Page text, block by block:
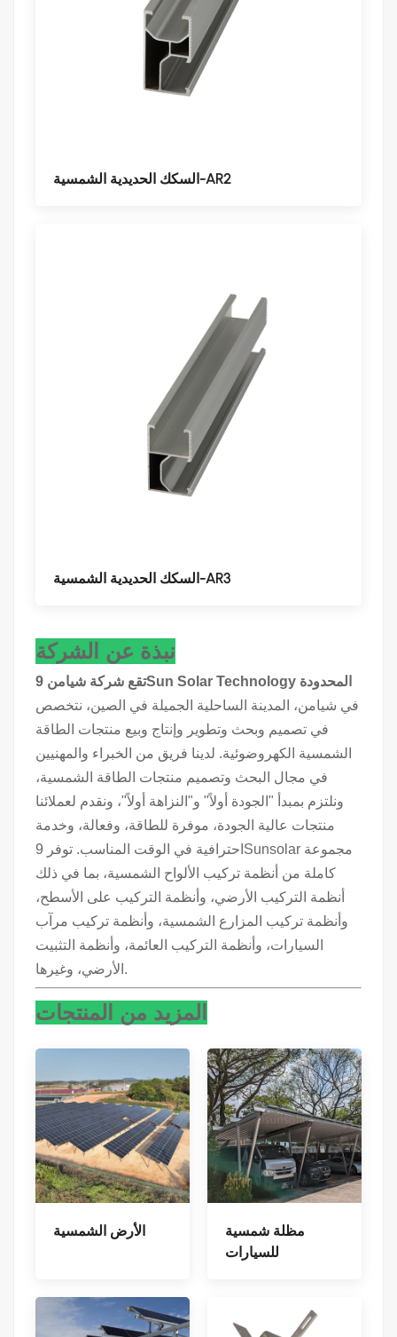
السكك الحديدية الشمسية-AR2
السكك الحديدية الشمسية-AR3
نبذة عن الشركة
تقع شركة شيامن 9Sun Solar Technology المحدودة
في شيامن، المدينة الساحلية الجميلة في الصين، نتخصص
في تصميم وبحث وتطوير وإنتاج وبيع منتجات الطاقة
الشمسية الكهروضوئية. لدينا فريق من الخبراء والمهنيين
في مجال البحث وتصميم منتجات الطاقة الشمسية،
ونلتزم بمبدأ "الجودة أولاً" و"النزاهة أولاً"، ونقدم لعملائنا
منتجات عالية الجودة، موفرة للطاقة، وفعالة، وخدمة
احترافية في الوقت المناسب. توفر 9Sunsolar مجموعة
كاملة من أنظمة تركيب الألواح الشمسية، بما في ذلك
أنظمة التركيب الأرضي، وأنظمة التركيب على الأسطح،
وأنظمة تركيب المزارع الشمسية، وأنظمة تركيب مرآب
السيارات، وأنظمة التركيب العائمة، وأنظمة التثبيت
الأرضي، وغيرها.
المزيد من المنتجات
الأرض الشمسية
مظلة شمسية
للسيارات